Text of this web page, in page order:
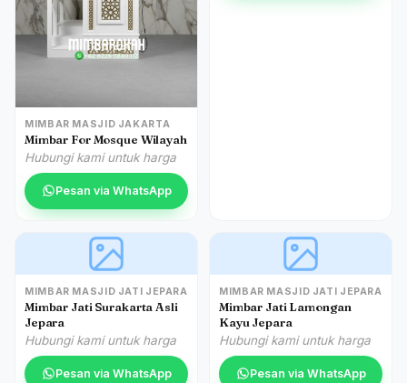
MIMBAR MASJID JAKARTA
Mimbar For Mosque Wilayah
Hubungi kami untuk harga
Pesan via WhatsApp
MIMBAR MASJID JATI JEPARA
Mimbar Jati Surakarta Asli
Jepara
Hubungi kami untuk harga
Pesan via WhatsApp
MIMBAR MASJID JATI JEPARA
Mimbar Jati Lamongan
Kayu Jepara
Hubungi kami untuk harga
Pesan via WhatsApp